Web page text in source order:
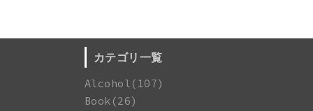
カテゴリ一覧
Alcohol(107)
Book(26)